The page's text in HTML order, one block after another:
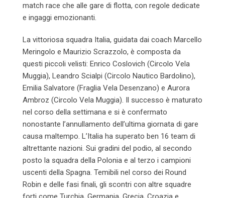
match race che alle gare di flotta, con regole dedicate
e ingaggi emozionanti.
La vittoriosa squadra Italia, guidata dai coach Marcello
Meringolo e Maurizio Scrazzolo, è composta da
questi piccoli velisti: Enrico Coslovich (Circolo Vela
Muggia), Leandro Scialpi (Circolo Nautico Bardolino),
Emilia Salvatore (Fraglia Vela Desenzano) e Aurora
Ambroz (Circolo Vela Muggia). Il successo è maturato
nel corso della settimana e si è confermato
nonostante l’annullamento dell’ultima giornata di gare
causa maltempo. L’Italia ha superato ben 16 team di
altrettante nazioni. Sui gradini del podio, al secondo
posto la squadra della Polonia e al terzo i campioni
uscenti della Spagna. Temibili nel corso dei Round
Robin e delle fasi finali, gli scontri con altre squadre